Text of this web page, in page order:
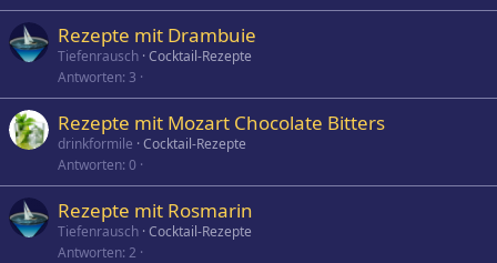
Rezepte mit Drambuie
Tiefenrausch Cocktail-Rezepte
Antworten 3
Rezepte mit Mozart Chocolate Bitters
drinkformile Cocktail-Rezepte
Antworten 0
Rezepte mit Rosmarin
Tiefenrausch Cocktail-Rezepte
Antworten 2